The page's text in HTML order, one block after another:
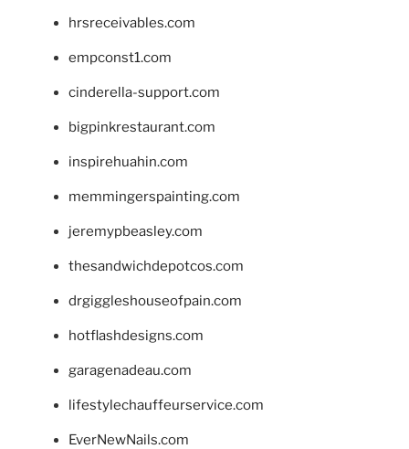
hrsreceivables.com
empconst1.com
cinderella-support.com
bigpinkrestaurant.com
inspirehuahin.com
memmingerspainting.com
jeremypbeasley.com
thesandwichdepotcos.com
drgiggleshouseofpain.com
hotflashdesigns.com
garagenadeau.com
lifestylechauffeurservice.com
EverNewNails.com